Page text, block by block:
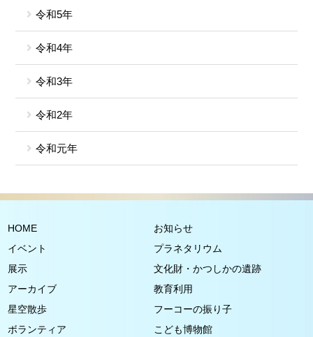
令和5年
令和4年
令和3年
令和2年
令和元年
HOME
お知らせ
イベント
プラネタリウム
展示
文化財・かつしかの遺跡
アーカイブ
教育利用
星空散歩
フーコーの振り子
ボランティア
こども博物館